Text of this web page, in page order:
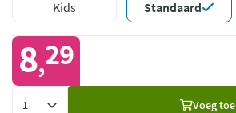
Kids Standaard
8,29
Voeg toe